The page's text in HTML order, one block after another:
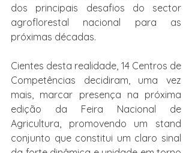
dos principais desafios do sector
agroflorestal nacional para as
próximas décadas.
Cientes desta realidade, 14 Centros de
Competências decidiram, uma vez
mais, marcar presença na próxima
edição da Feira Nacional de
Agricultura, promovendo um stand
conjunto que constitui um claro sinal